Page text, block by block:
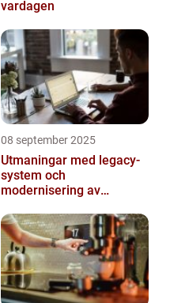
vardagen
08 september 2025
Utmaningar med legacy-
system och
modernisering av